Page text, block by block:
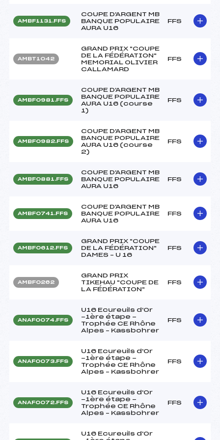
AMBF1131.FFS
COUPE D'ARGENT MB
BANQUE POPULAIRE
AURA U16
FFS
AMBT1042
GRAND PRIX "COUPE
DE LA FÉDÉRATION"
MEMORIAL OLIVIER
CALLAMARD
FFS
AMBF0981.FFS
COUPE D'ARGENT MB
BANQUE POPULAIRE
AURA U16 (course
1)
FFS
AMBF0982.FFS
COUPE D'ARGENT MB
BANQUE POPULAIRE
AURA U16 (course
2)
FFS
AMBF0881.FFS
COUPE D'ARGENT MB
BANQUE POPULAIRE
AURA U16
FFS
AMBF0741.FFS
COUPE D'ARGENT MB
BANQUE POPULAIRE
AURA U16
FFS
AMBF0612.FFS
GRAND PRIX "COUPE
DE LA FÉDÉRATION"
DAMES – U 16
FFS
AMBF0262
GRAND PRIX
TIKEHAU "COUPE DE
LA FÉDÉRATION"
FFS
ANAF0074.FFS
U16 Ecureuils d'Or
-1ère étape -
Trophée CE Rhône
Alpes – Kassbohrer
FFS
ANAF0073.FFS
U16 Ecureuils d'Or
-1ère étape -
Trophée CE Rhône
Alpes – Kassbohrer
FFS
ANAF0072.FFS
U16 Ecureuils d'Or
-1ère étape -
Trophée CE Rhône
Alpes – Kassbohrer
FFS
U16 Ecureuils d'Or